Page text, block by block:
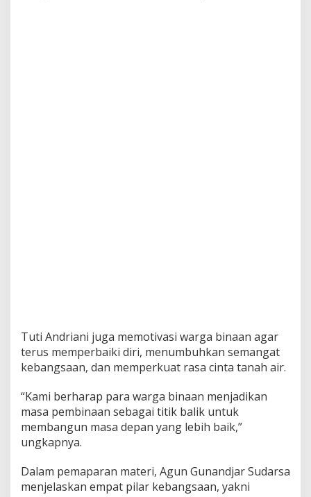
Tuti Andriani juga memotivasi warga binaan agar
terus memperbaiki diri, menumbuhkan semangat
kebangsaan, dan memperkuat rasa cinta tanah air.
“Kami berharap para warga binaan menjadikan
masa pembinaan sebagai titik balik untuk
membangun masa depan yang lebih baik,”
ungkapnya.
Dalam pemaparan materi, Agun Gunandjar Sudarsa
menjelaskan empat pilar kebangsaan, yakni